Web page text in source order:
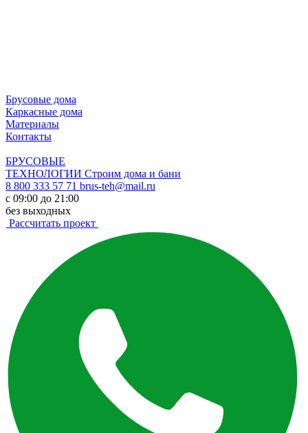
Брусовые дома
Каркасные дома
Материалы
Контакты
БРУСОВЫЕ
ТЕХНОЛОГИИ Строим дома и бани
8 800 333 57 71 brus-teh@mail.ru
с 09:00 до 21:00
без выходных
Рассчитать проект